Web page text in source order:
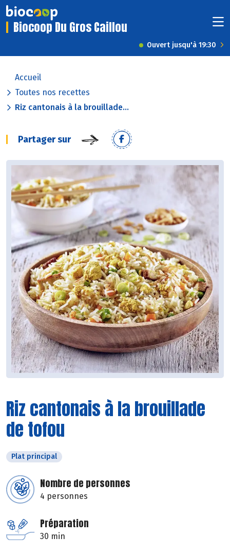
Biocoop Du Gros Caillou
Ouvert jusqu'à 19:30
Accueil
Toutes nos recettes
Riz cantonais à la brouillade...
Partager sur
Riz cantonais à la brouillade
de tofou
Plat principal
Nombre de personnes
4 personnes
Préparation
30 min